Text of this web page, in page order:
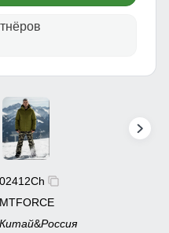
02412Ch
MTFORCE
Китай&Россия